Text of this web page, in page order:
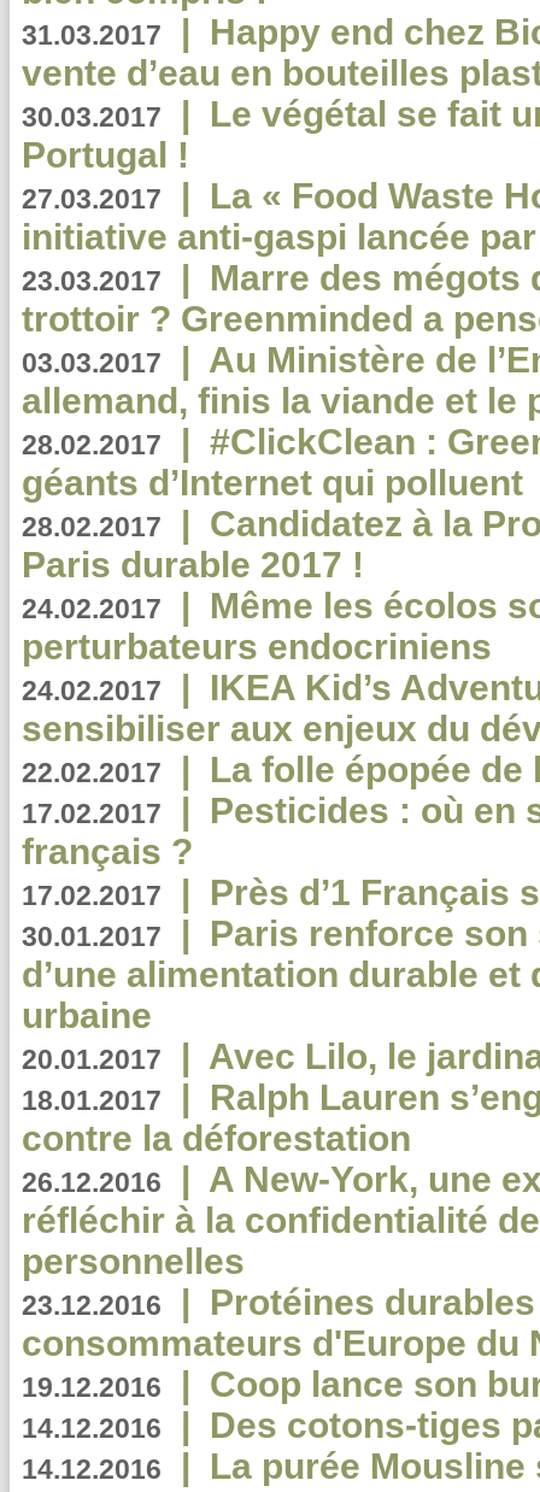
31.03.2017 | Happy end chez
vente d’eau en bouteilles
30.03.2017 | Le végétal se fait
Portugal !
27.03.2017 | La « Food Waste
initiative anti-gaspi lancée
23.03.2017 | Marre des mégots
trottoir ? Greenminded a
03.03.2017 | Au Ministère de
allemand, finis la viande et le
28.02.2017 | #ClickClean :
géants d’Internet qui polluent
28.02.2017 | Candidatez à la
Paris durable 2017 !
24.02.2017 | Même les écolos
perturbateurs endocriniens
24.02.2017 | IKEA Kid’s
sensibiliser aux enjeux du
22.02.2017 | La folle épopée de
17.02.2017 | Pesticides : où en
français ?
17.02.2017 | Près d’1 Français
30.01.2017 | Paris renforce
d’une alimentation durable et
urbaine
20.01.2017 | Avec Lilo, le
18.01.2017 | Ralph Lauren
contre la déforestation
26.12.2016 | A New-York, une
réfléchir à la confidentialité
personnelles
23.12.2016 | Protéines
consommateurs d'Europe du
19.12.2016 | Coop lance son
14.12.2016 | Des cotons-tiges
14.12.2016 | La purée